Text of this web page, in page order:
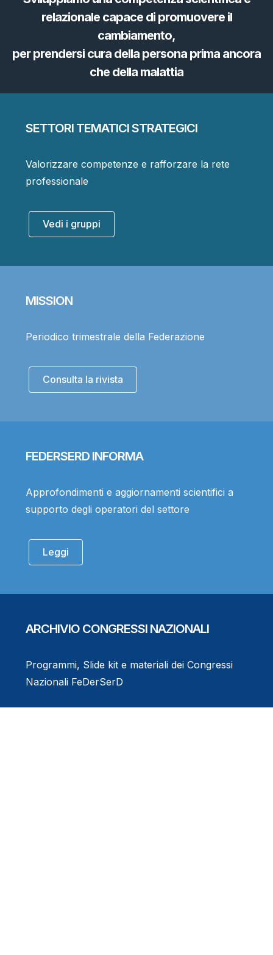
relazionale capace di promuovere il
cambiamento,
per prendersi cura della persona prima ancora
che della malattia
SETTORI TEMATICI STRATEGICI
Valorizzare competenze e rafforzare la rete
professionale
Vedi i gruppi
MISSION
Periodico trimestrale della Federazione
Consulta la rivista
FEDERSERD INFORMA
Approfondimenti e aggiornamenti scientifici a
supporto degli operatori del settore
Leggi
ARCHIVIO CONGRESSI NAZIONALI
Programmi, Slide kit e materiali dei Congressi
Nazionali FeDerSerD